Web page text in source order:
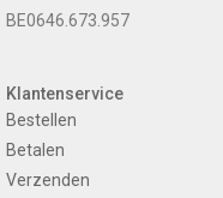
BE0646.673.957
Klantenservice
Bestellen
Betalen
Verzenden